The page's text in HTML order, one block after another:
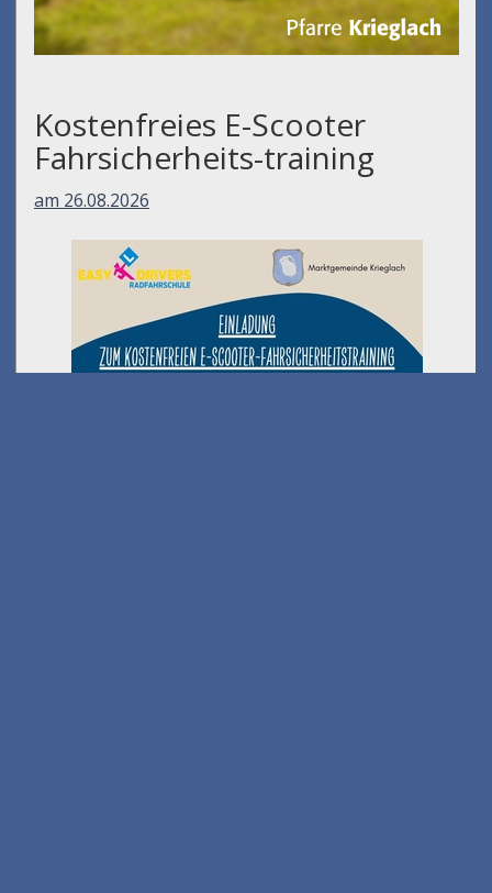
Kostenfreies E-Scooter
Fahrsicherheits-training
am 26.08.2026